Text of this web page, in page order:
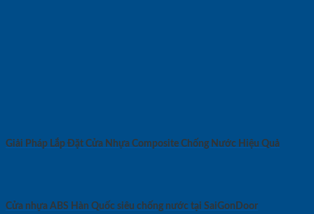
Giải Pháp Lắp Đặt Cửa Nhựa Composite Chống Nước Hiệu Quả
Cửa nhựa ABS Hàn Quốc siêu chống nước tại SaiGonDoor